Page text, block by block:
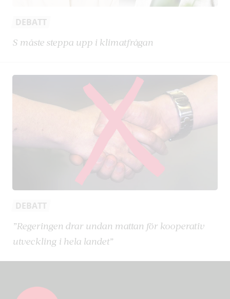
DEBATT
S måste steppa upp i klimatfrågan
DEBATT
”Regeringen drar undan mattan för kooperativ
utveckling i hela landet”